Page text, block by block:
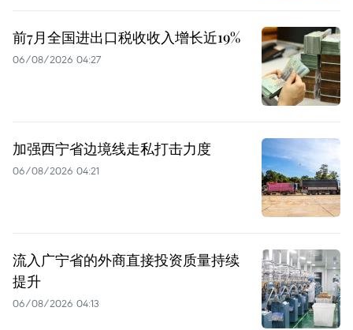
前7月全国进出口税收收入增长近19%
06/08/2026 04:27
加强西宁省边境线走私打击力度
06/08/2026 04:21
流入广宁省的外商直接投资质量持续
提升
06/08/2026 04:13